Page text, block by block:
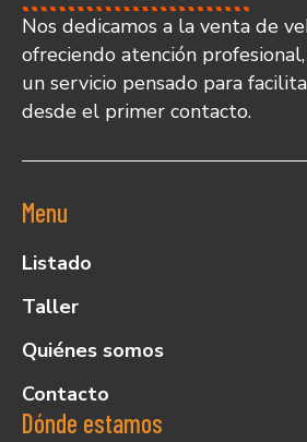
Nos dedicamos a la venta de
ofreciendo atención
un servicio pensado para
desde el primer contacto.
Menu
Listado
Taller
Quiénes somos
Contacto
Dónde estamos